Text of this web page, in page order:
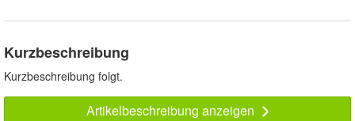
Kurzbeschreibung
Kurzbeschreibung folgt.
Artikelbeschreibung anzeigen